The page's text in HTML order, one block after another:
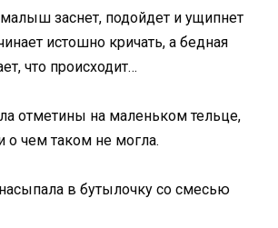
заснет, подойдет и ущипнет
истошно кричать, а бедная
что происходит…
отметины на маленьком тельце,
о чем таком не могла.
в бутылочку со смесью